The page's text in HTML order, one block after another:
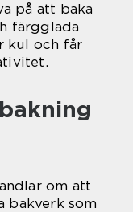
på att baka
färgglada
kul och får
om att
bakverk som